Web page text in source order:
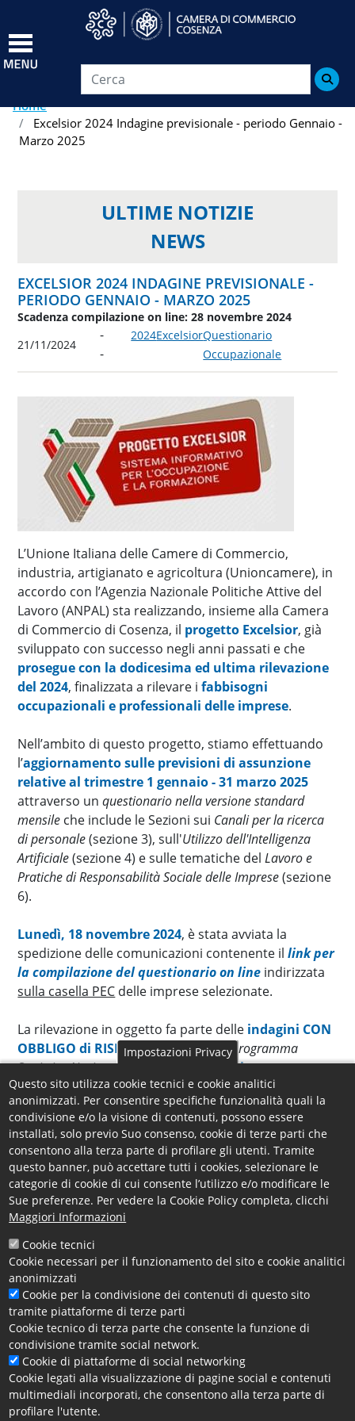
al
principale

Home
Excelsior 2024 Indagine previsionale - periodo Gennaio -
Marzo 2025
ULTIME NOTIZIE
NEWS
EXCELSIOR 2024 INDAGINE PREVISIONALE -
PERIODO GENNAIO - MARZO 2025
Scadenza compilazione on line: 28 novembre 2024
21/11/2024
2024ExcelsiorQuestionario
Occupazionale
L’Unione Italiana delle Camere di Commercio,
industria, artigianato e agricoltura (Unioncamere), in
accordo con l’Agenzia Nazionale Politiche Attive del
Lavoro (ANPAL) sta realizzando, insieme alla Camera
di Commercio di Cosenza, il progetto Excelsior, già
sviluppato con successo negli anni passati e che
prosegue con la dodicesima ed ultima rilevazione
del 2024, finalizzata a rilevare ifabbisogni
occupazionali e professionali delle imprese.
Nell’ambito di questo progetto, stiamo effettuando
l’aggiornamento sulle previsioni di assunzione
relative al trimestre 1 gennaio - 31 marzo 2025
attraverso unquestionario nella versione standard
mensile che include le Sezioni sui Canali per la ricerca
di personale(sezione 3), sull'Utilizzo dell'Intelligenza
Artificiale(sezione 4) e sulle tematiche delLavoro e
Pratiche di Responsabilità Sociale delle Imprese(sezione
6).
Lunedì, 18 novembre 2024, è stata avviata la
spedizione delle comunicazioni contenente illink per
la compilazione del questionario on line indirizzata
sulla casella PEC delle imprese selezionate.
La rilevazione in oggetto fa parte delle indagini CON
OBBLIGO di RISPOSTApreviste dalProgramma
Statistico Nazionale
la scadenza per la
compilazioneè fissataentro giovedì 28 novembre
2024, salvo proroghe che saranno, eventualmente,
indicate su questa pagina.
Le imprese che compilano integralmente il
questionario,NON verranno più incluse nel
campione d’indagine per i prossimi tre trimestri.
Per l'assistenza alle imprese
Cosenza circa la compilazione del questionario
Excelsior,
negli orari d'ufficioai recapiti0984 815 259 -0984
815 213 - 0984 815 254 - 0984 815 256 -
0984 815 267.
Per approfondimenti sulprogetto Excelsior visita la
pagina dedicata.
Impostazioni Privacy
Questo sito utilizza cookie tecnici e cookie analitici
anonimizzati. Per consentire specifiche funzionalità quali la
condivisione e/o la visione di contenuti, possono essere
installati, solo previo Suo consenso, cookie di terze parti che
consentono alla terza parte di profilare gli utenti. Tramite
questo banner, può accettare tutti i cookies, selezionare le
categorie di cookie di cui consente l’utilizzo e/o modificare le
Sue preferenze. Per vedere la Cookie Policy completa, clicchi
Maggiori Informazioni
Cookie tecnici
Cookie necessari per il funzionamento del sito e cookie analitici
anonimizzati
Cookie per la condivisione dei contenuti di questo sito
tramite piattaforme di terze parti
Cookie tecnico di terza parte che consente la funzione di
condivisione tramite social network.
Cookie di piattaforme di social networking
Cookie legati alla visualizzazione di pagine social e contenuti
multimediali incorporati, che consentono alla terza parte di
profilare l'utente.